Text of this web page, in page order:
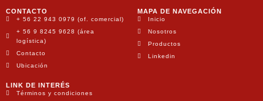
CONTACTO
+ 56 22 943 0979 (of. comercial)
+ 56 9 8245 9628 (área
logística)
Contacto
Ubicación
MAPA DE NAVEGACIÓN
Inicio
Nosotros
Productos
Linkedin
LINK DE INTERÉS
Términos y condiciones